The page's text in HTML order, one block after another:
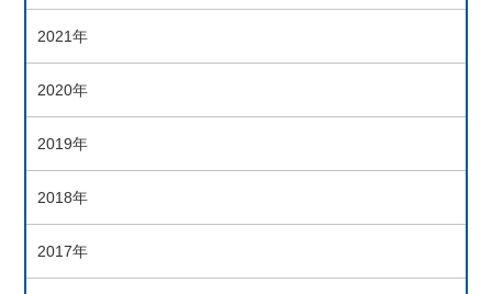
2021年
2020年
2019年
2018年
2017年